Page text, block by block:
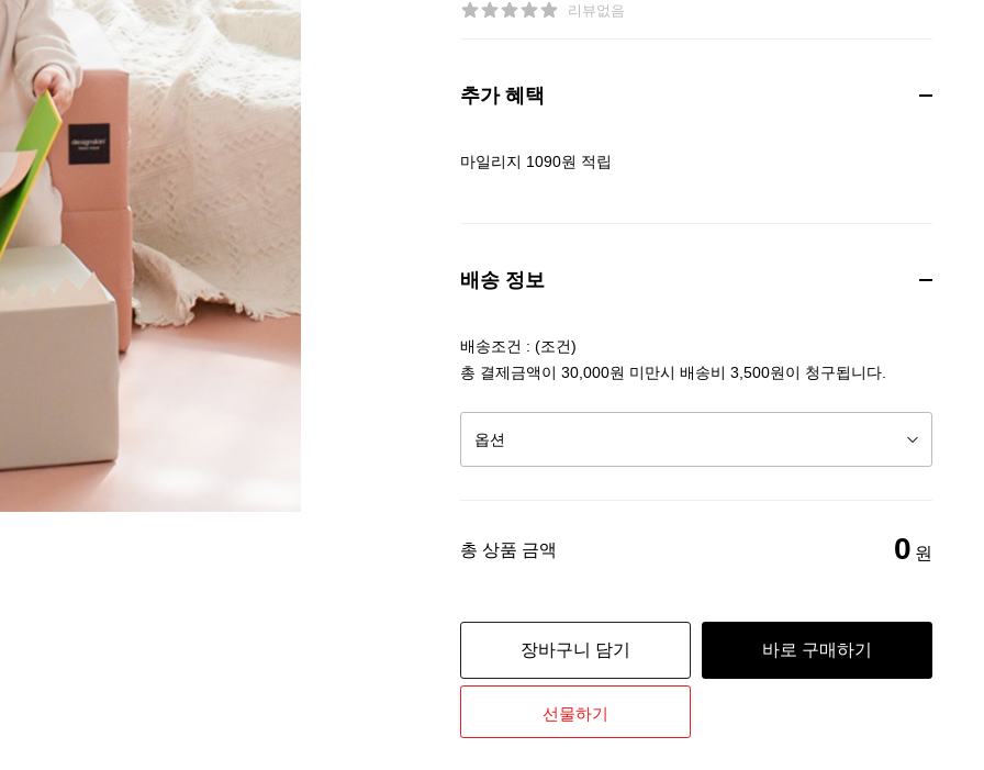
리뷰없음
추가 혜택
마일리지 1090원 적립
배송 정보
배송조건 : (조건)
총 결제금액이 30,000원 미만시 배송비 3,500원이 청구됩니다.
총 상품 금액 0 원
장바구니 담기 바로 구매하기
선물하기